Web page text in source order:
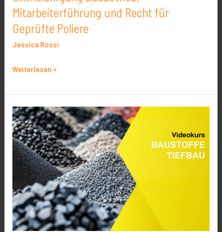
Mitarbeiterführung und Recht für
Geprüfte Poliere
Jessica Rossi
Weiterlesen »
6.2
Baustoffe
im
Tiefbau